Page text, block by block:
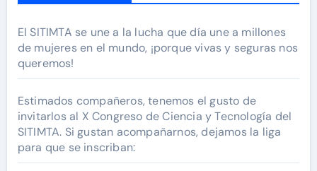
El SITIMTA se une a la lucha que día une a millones
de mujeres en el mundo, ¡porque vivas y seguras nos
queremos!
Estimados compañeros, tenemos el gusto de
invitarlos al X Congreso de Ciencia y Tecnología del
SITIMTA. Si gustan acompañarnos, dejamos la liga
para que se inscriban: